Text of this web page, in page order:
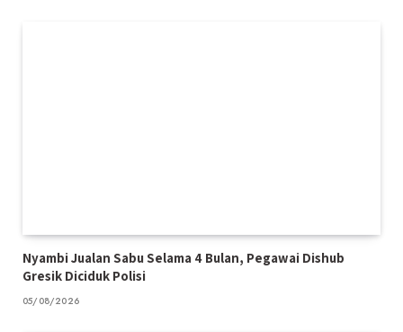
Nyambi Jualan Sabu Selama 4 Bulan, Pegawai Dishub
Gresik Diciduk Polisi
05/08/2026